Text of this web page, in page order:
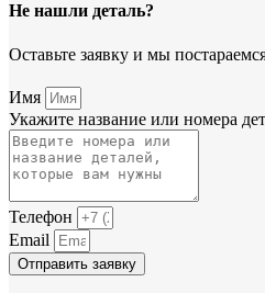
Не нашли деталь?
Оставьте заявку и мы
Имя
Укажите название или номера
Телефон
Email
Отправить заявку